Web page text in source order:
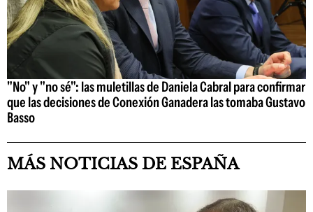
"No" y "no sé": las muletillas de Daniela Cabral para confirmar
que las decisiones de Conexión Ganadera las tomaba Gustavo
Basso
MÁS NOTICIAS DE ESPAÑA